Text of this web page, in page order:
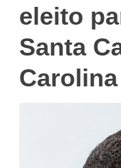
eleito
Santa